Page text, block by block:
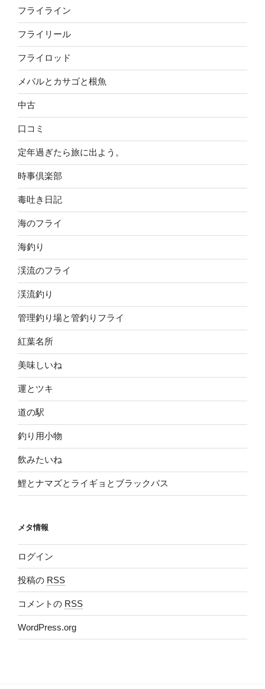
フライライン
フライリール
フライロッド
メバルとカサゴと根魚
中古
口コミ
定年過ぎたら旅に出よう。
時事倶楽部
毒吐き日記
海のフライ
海釣り
渓流のフライ
渓流釣り
管理釣り場と管釣りフライ
紅葉名所
美味しいね
運とツキ
道の駅
釣り用小物
飲みたいね
鯉とナマズとライギョとブラックバス
メタ情報
ログイン
投稿の RSS
コメントの RSS
WordPress.org